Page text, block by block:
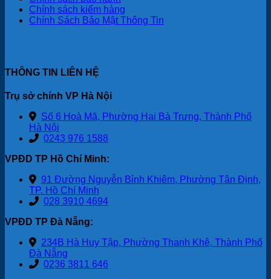
Chính sách kiểm hàng
Chính Sách Bảo Mật Thông Tin
THÔNG TIN LIÊN HỆ
Trụ sở chính VP Hà Nội
Số 6 Hoà Mã, Phường Hai Bà Trưng, Thành Phố
Hà Nội
0243 976 1588
VPĐD TP Hồ Chí Minh:
91 Đường Nguyễn Bỉnh Khiêm, Phường Tân Định,
TP. Hồ Chí Minh
028 3910 4694
VPĐD TP Đà Nẵng:
234B Hà Huy Tập, Phường Thanh Khê, Thành Phố
Đà Nẵng
0236 3811 646